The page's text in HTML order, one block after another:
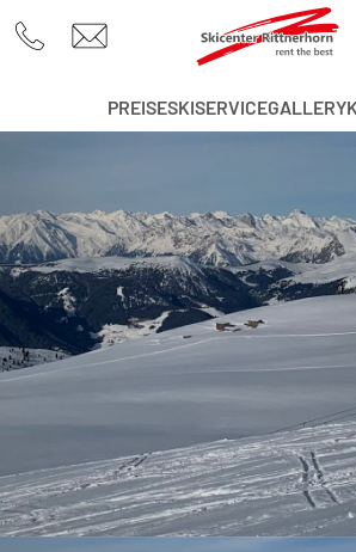
PREISESKISERVICEGALLERY